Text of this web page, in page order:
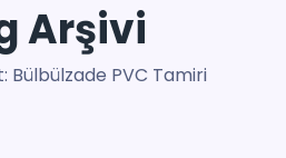
Arşivi
Bülbülzade PVC Tamiri